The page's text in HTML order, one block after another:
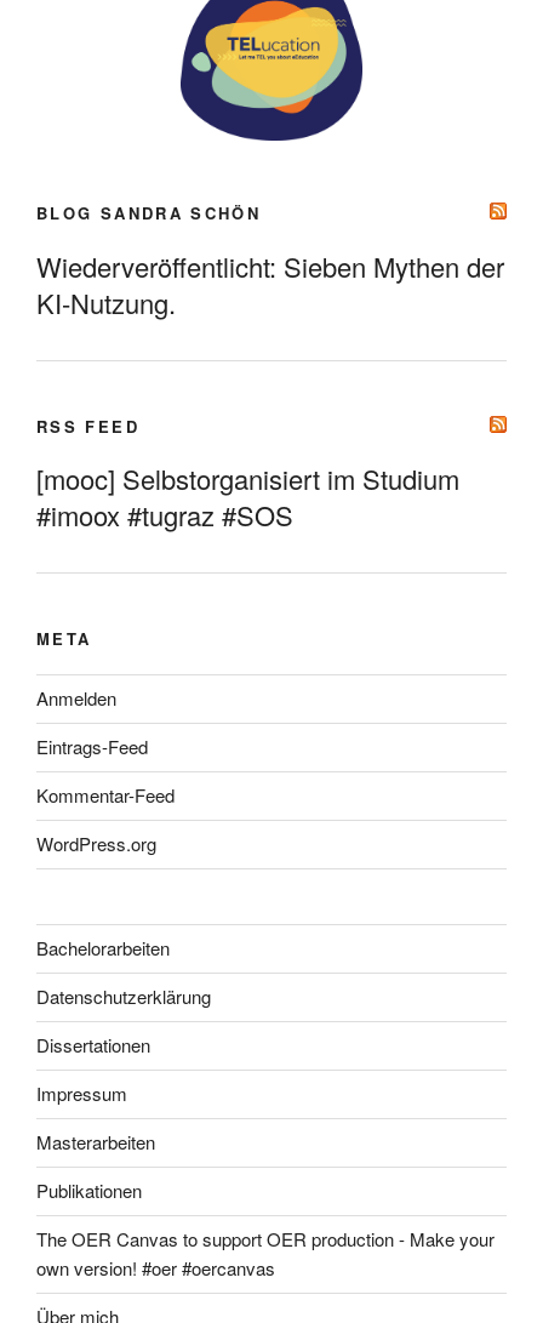
BLOG SANDRA SCHÖN
Wiederveröffentlicht: Sieben Mythen der
KI-Nutzung.
RSS FEED
[mooc] Selbstorganisiert im Studium
#imoox #tugraz #SOS
META
Anmelden
Eintrags-Feed
Kommentar-Feed
WordPress.org
Bachelorarbeiten
Datenschutzerklärung
Dissertationen
Impressum
Masterarbeiten
Publikationen
The OER Canvas to support OER production - Make your
own version! #oer #oercanvas
Über mich